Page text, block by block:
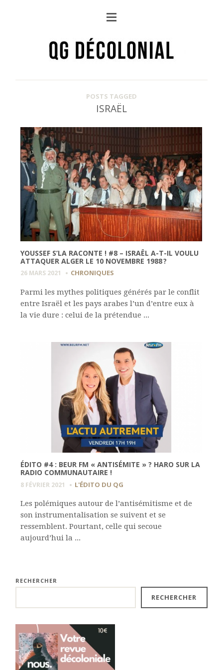
POSTS TAGGED
ISRAËL
YOUSSEF S’LA RACONTE ! #8 – ISRAËL A-T-IL VOULU
ATTAQUER ALGER LE 10 NOVEMBRE 1988 ?
26 MARS 2021 CHRONIQUES
Parmi les mythes politiques générés par le conflit
entre Israël et les pays arabes l’un d’entre eux à
la vie dure : celui de la prétendue ...
ÉDITO #4 : BEUR FM « ANTISÉMITE » ? HARO SUR LA
RADIO COMMUNAUTAIRE !
8 FÉVRIER 2021 L'ÉDITO DU QG
Les polémiques autour de l’antisémitisme et de
son instrumentalisation se suivent et se
ressemblent. Pourtant, celle qui secoue
aujourd’hui la ...
RECHERCHER
RECHERCHER